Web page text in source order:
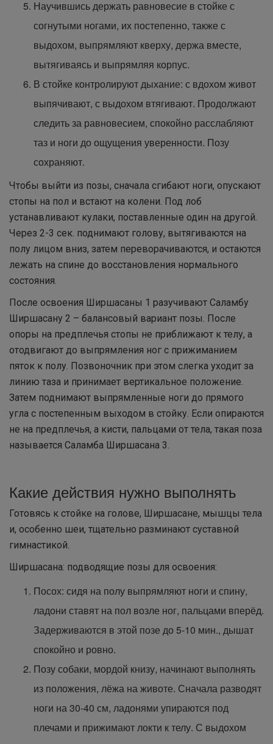
Научившись держать равновесие в стойке с
согнутыми ногами, их постепенно, также с
выдохом, выпрямляют кверху, держа вместе,
вытягиваясь и выпрямляя корпус.
В стойке контролируют дыхание: с вдохом живот
выпячивают, с выдохом втягивают. Продолжают
следить за равновесием, спокойно расслабляют
таз и ноги до ощущения уверенности. Позу
сохраняют.
Чтобы выйти из позы, сначала сгибают ноги, опускают
стопы на пол и встают на колени. Под лоб
устанавливают кулаки, поставленные один на другой.
Через 2-3 сек. поднимают голову, вытягиваются на
полу лицом вниз, затем переворачиваются, и остаются
лежать на спине до восстановления нормального
состояния.
После освоения Ширшасаны 1 разучивают Саламбу
Ширшасану 2 – балансовый вариант позы. После
опоры на предплечья стопы не приближают к телу, а
отодвигают до выпрямления ног с прижиманием
пяток к полу. Позвоночник при этом слегка уходит за
линию таза и принимает вертикальное положение.
Затем поднимают выпрямленные ноги до прямого
угла с постепенным выходом в стойку. Если опираются
не на предплечья, а кисти, пальцами от тела, такая поза
называется Саламба Ширшасана 3.
Какие действия нужно выполнять
Готовясь к стойке на голове, Ширшасане, мышцы тела
и, особенно шеи, тщательно разминают суставной
гимнастикой.
Ширшасана: подводящие позы для освоения:
Посох: сидя на полу выпрямляют ноги и спину,
ладони ставят на пол возле ног, пальцами вперёд.
Задерживаются в этой позе до 5-10 мин., дышат
спокойно и ровно.
Позу собаки, мордой книзу, начинают выполнять
из положения, лёжа на животе. Сначала разводят
ноги на 30-40 см, ладонями упираются под
плечами и прижимают локти к телу. С выдохом